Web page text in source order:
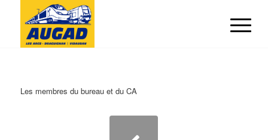
Les membres du bureau et du CA